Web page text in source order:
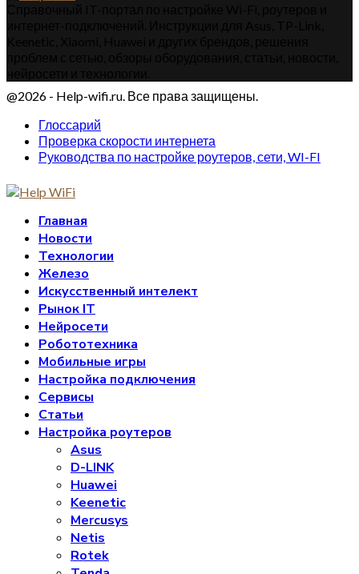
@2026 - Help-wifi.ru. Все права защищены.
Глоссарий
Проверка скорости интернета
Руководства по настройке роутеров, сети, WI-FI
Главная
Новости
Технологии
Железо
Искусственный интелект
Рынок IT
Нейросети
Робототехника
Мобильные игры
Настройка подключения
Сервисы
Статьи
Настройка роутеров
Asus
D-LINK
Huawei
Keenetic
Mercusys
Netis
Rotek